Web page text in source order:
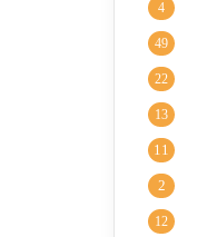
4
49
22
13
11
2
12